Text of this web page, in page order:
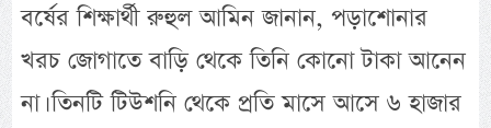
বর্ষের শিক্ষার্থী রুহুল আমিন জানান, পড়াশোনার
খরচ জোগাতে বাড়ি থেকে তিনি কোনো টাকা আনেন
না। তিনটি টিউশনি থেকে প্রতি মাসে আসে ৬ হাজার